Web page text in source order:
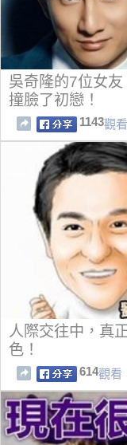
吳奇隆的7位女
撞臉了初戀！
1143觀看
人際交往中，真
色！
614觀看